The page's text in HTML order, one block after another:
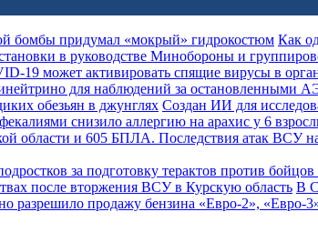
Как
Создан ИИ для
В